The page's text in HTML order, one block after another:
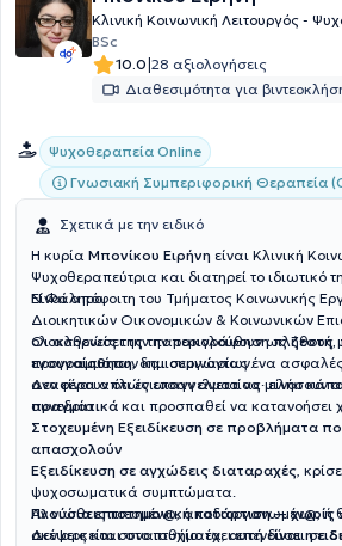
Κλινική Κοινωνική Λειτουργός -
BSc
10.0|28 αξιολογήσεις
Διαθεσιμότητα για
Ψυχοθεραπεία Online
Γνωσιακή Συμπεριφορική Θεραπεία
Σχετικά με την ειδικό
Η κυρία Μπονίκου Ειρήνη είναι Κλινική
Ψυχοθεραπεύτρια και διατηρεί το ιδιωτικό
Ν.Φάληρο.
Είναι απόφοιτη του Τμήματος Κοινωνικής
Διοικητικών Οικονομικών & Κοινωνικών
ολοκληρώσει την παρακολούθηση πλήθους
προγραμμάτων και σεμιναρίων.
Οι ασθενείς της την περιγράφουν ωςζεστή,
ενσυναίσθηση, δημιουργώντας ένα
αναφέρουν ότι ένιωσαν άνετα να μιλήσουν
συνεδρία.
Δεν είναι απλώς επαγγελματίας· είναι
πραγματικά και προσπαθεί να κατανοήσει
Στοχευμένη Εξειδίκευση σε προβλήματα
απασχολούν
Εξειδίκευση σε αγχώδεις διαταραχές,
ψυχοσωματικά συμπτώματα.
Αν νιώθεις πιεσμέν@, αποδιοργανωμέν@, ή
σκέψεις και συναισθήματα,αυτή είναι η
Πλούσια επιστημονική κατάρτιση — χωρίς
Δεν αρκείται στο πτυχίο: έχει επενδύσει σε